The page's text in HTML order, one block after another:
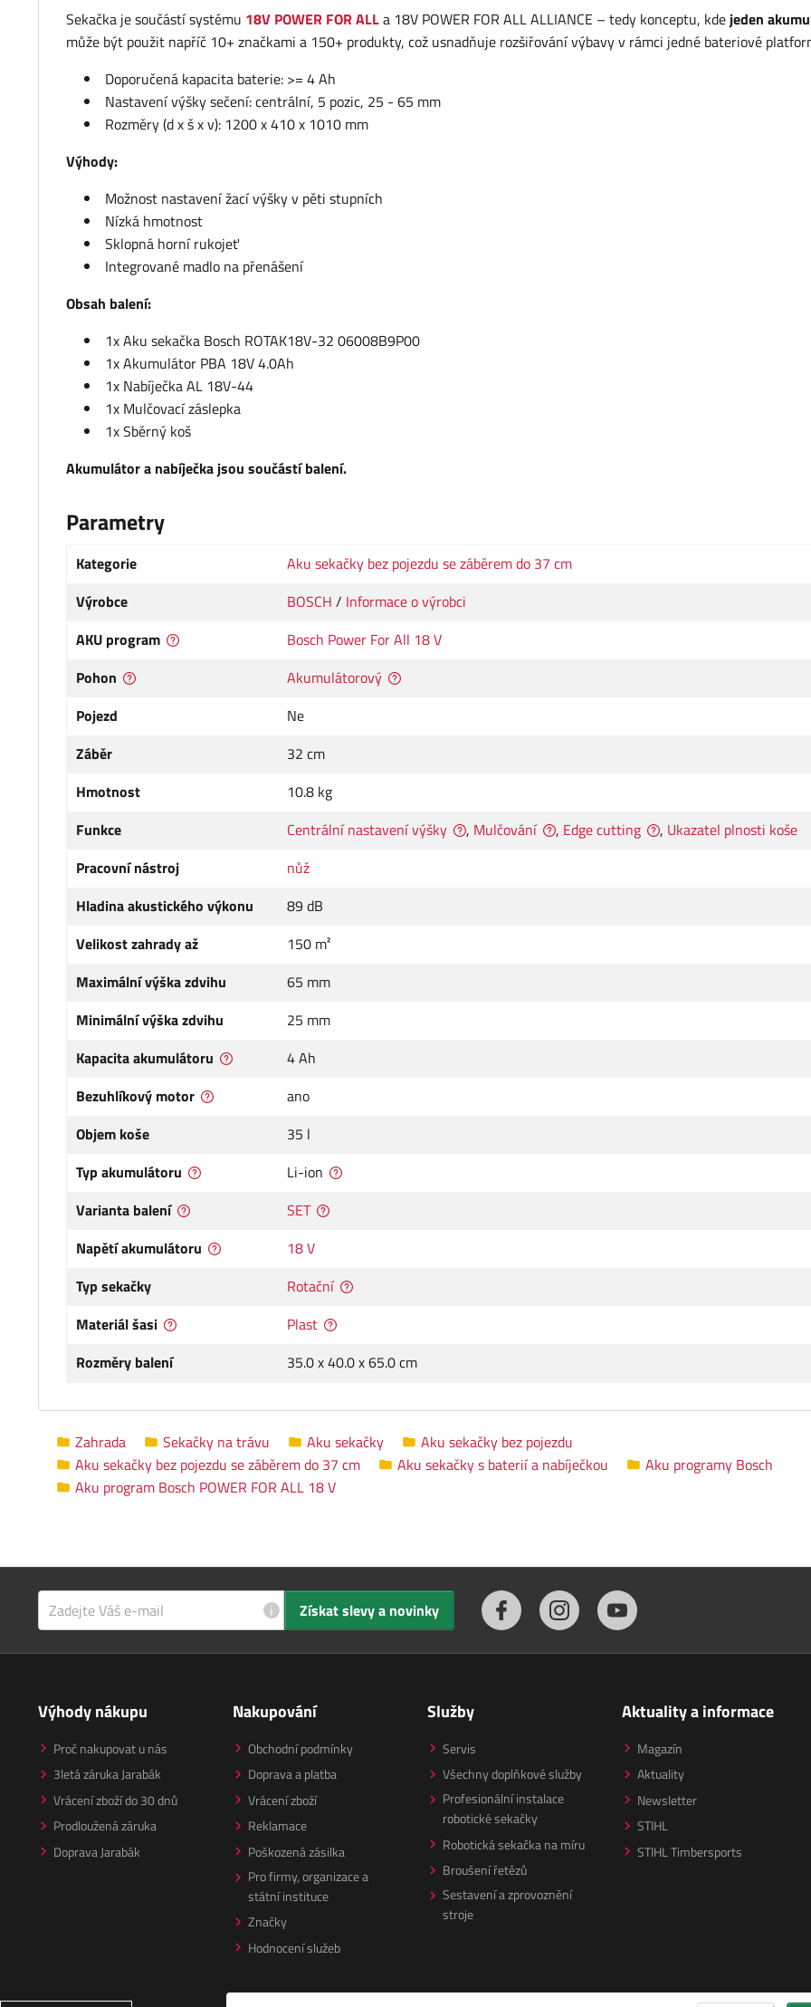
Sekačka je součástí systému 18V POWER FOR ALLa 18V POWER FOR ALL ALLIANCE – tedy konceptu, kdejeden
může být použit napříč 10+ značkami a 150+ produkty, což usnadňuje rozšiřování výbavy v rámci jedné bateriové
Doporučená kapacita baterie: >= 4 Ah
Nastavení výšky sečení: centrální, 5 pozic, 25 - 65 mm
Rozměry (d x š x v): 1200 x 410 x 1010 mm
Výhody:
Možnost nastavení žací výšky v pěti stupních
Nízká hmotnost
Sklopná horní rukojeť
Integrované madlo na přenášení
Obsah balení:
1x Aku sekačka Bosch ROTAK18V-32 06008B9P00
1x Akumulátor PBA 18V 4.0Ah
1x Nabíječka AL 18V-44
1x Mulčovací záslepka
1x Sběrný koš
Akumulátor a nabíječka jsou součástí balení.
Parametry
Kategorie
Aku sekačky bez pojezdu se záběrem do 37 cm
Výrobce
BOSCH / Informace o výrobci
AKU program
Bosch Power For All 18 V
Pohon
Akumulátorový
Pojezd
Ne
Záběr
32 cm
Hmotnost
10.8 kg
Funkce
Centrální nastavení výšky , Mulčování , Edge cutting , Ukazatel plnosti koše
Pracovní nástroj
nůž
Hladina akustického výkonu
89 dB
Velikost zahrady až
150 m²
Maximální výška zdvihu
65 mm
Minimální výška zdvihu
25 mm
Kapacita akumulátoru
4 Ah
Bezuhlíkový motor
ano
Objem koše
35 l
Typ akumulátoru
Li-ion
Varianta balení
SET
Napětí akumulátoru
18 V
Typ sekačky
Rotační
Materiál šasi
Plast
Rozměry balení
35.0 x 40.0 x 65.0 cm
Zahrada Sekačky na trávu Aku sekačky
Aku sekačky bez pojezdu
Aku sekačky bez pojezdu se záběrem do 37 cm
Aku sekačky s baterií a nabíječkou
Aku programy Bosch
Aku program Bosch POWER FOR ALL 18 V
i Získat slevy a novinky
Výhody nákupu
Proč nakupovat u nás
3letá záruka Jarabák
Vrácení zboží do 30 dnů
Prodloužená záruka
Doprava Jarabák
Nakupování
Obchodní podmínky
Doprava a platba
Vrácení zboží
Reklamace
Poškozená zásilka
Pro firmy, organizace a
státní instituce
Značky
Hodnocení služeb
Služby
Servis
Všechny doplňkové služby
Profesionální instalace
robotické sekačky
Robotická sekačka na míru
Broušení řetězů
Sestavení a zprovoznění
stroje
Aktuality a informace
Magazín
Aktuality
Newsletter
STIHL
STIHL Timbersports